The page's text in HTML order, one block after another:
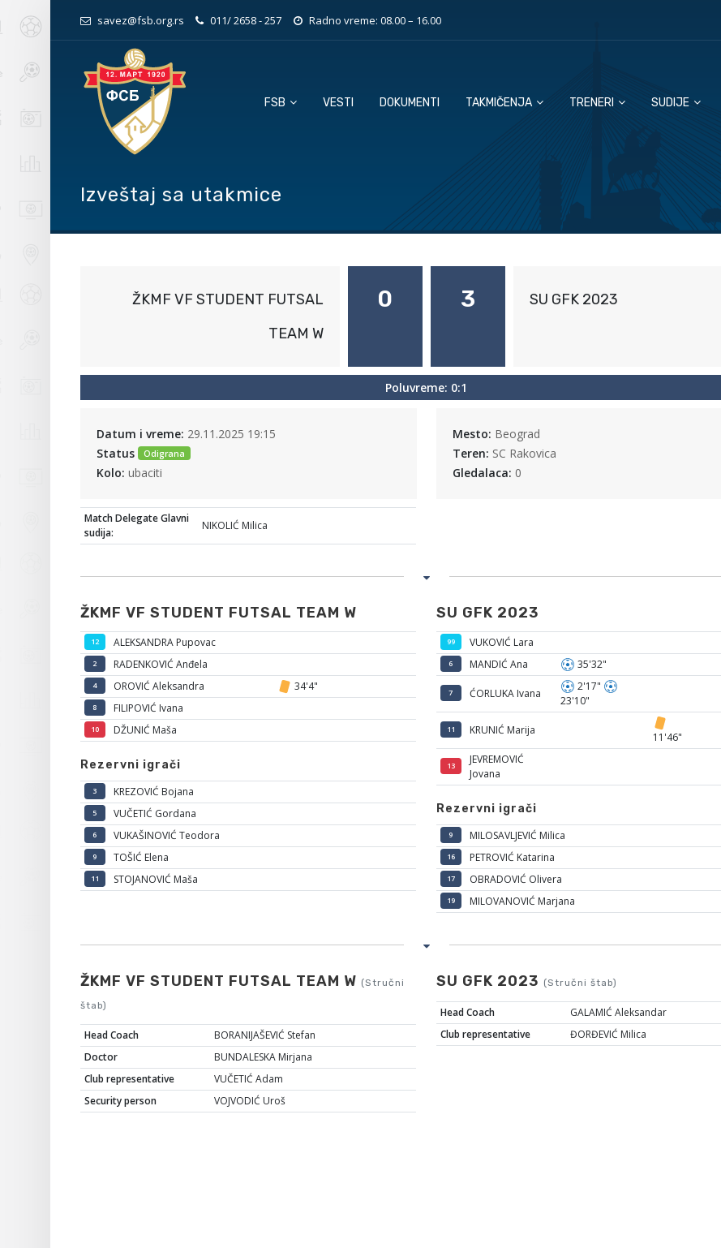
savez@fsb.org.rs 011/ 2658 - 257 Radno vreme: 08.00 – 16.00
FSB VESTI DOKUMENTI TAKMIČENJA TRENERI SUDIJE
Izveštaj sa utakmice
ŽKMF VF STUDENT FUTSAL
TEAM W
0 3 SU GFK 2023
Poluvreme: 0:1
Datum i vreme: 29.11.2025 19:15
Status
Odigrana
Kolo: ubaciti
Mesto: Beograd
Teren: SC Rakovica
Gledalaca: 0
Match Delegate Glavni
sudija:
NIKOLIĆ Milica
ŽKMF VF STUDENT FUTSAL TEAM W
12 ALEKSANDRA Pupovac
2 RADENKOVIĆ Anđela
4 OROVIĆ Aleksandra 34'4"
8 FILIPOVIĆ Ivana
10 DŽUNIĆ Maša
Rezervni igrači
3 KREZOVIĆ Bojana
5 VUČETIĆ Gordana
6 VUKAŠINOVIĆ Teodora
9 TOŠIĆ Elena
11 STOJANOVIĆ Maša
SU GFK 2023
99 VUKOVIĆ Lara
6 MANDIĆ Ana 35'32"
7 ĆORLUKA Ivana
2'17"
23'10"
11 KRUNIĆ Marija
11'46"
13
JEVREMOVIĆ
Jovana
Rezervni igrači
9 MILOSAVLJEVIĆ Milica
16 PETROVIĆ Katarina
17 OBRADOVIĆ Olivera
19 MILOVANOVIĆ Marjana
ŽKMF VF STUDENT FUTSAL TEAM W (Stručni
štab)
Head Coach
BORANIJAŠEVIĆ Stefan
Doctor
BUNDALESKA Mirjana
Club representative
VUČETIĆ Adam
Security person
VOJVODIĆ Uroš
SU GFK 2023 (Stručni štab)
Head Coach
GALAMIĆ Aleksandar
Club representative
ĐORĐEVIĆ Milica